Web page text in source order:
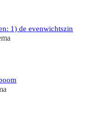
1) de evenwichtszin